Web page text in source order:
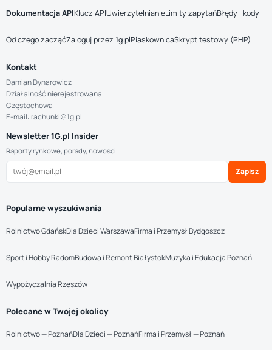
Dokumentacja APIKlucz APIUwierzytelnianieLimity zapytańBłędy i kody
Od czego zacząćZaloguj przez 1g.plPiaskownicaSkrypt testowy (PHP)
Kontakt
Damian Dynarowicz
Działalność nierejestrowana
Częstochowa
E-mail: rachunki@1g.pl
Newsletter 1G.pl Insider
Raporty rynkowe, porady, nowości.
Zapisz
Popularne wyszukiwania
Rolnictwo GdańskDla Dzieci WarszawaFirma i Przemysł Bydgoszcz
Sport i Hobby RadomBudowa i Remont BiałystokMuzyka i Edukacja Poznań
Wypożyczalnia Rzeszów
Polecane w Twojej okolicy
Rolnictwo — PoznańDla Dzieci — PoznańFirma i Przemysł — Poznań